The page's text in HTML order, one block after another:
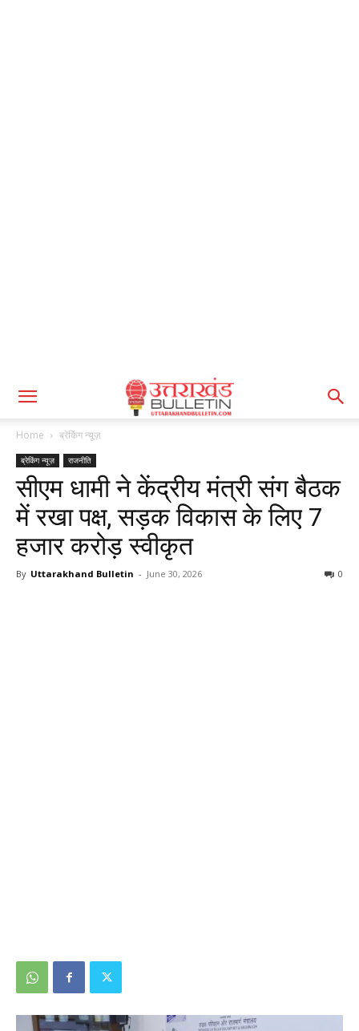
Home ब्रेकिंग न्यूज़
ब्रेकिंग न्यूज़ राजनीति
सीएम धामी ने केंद्रीय मंत्री संग बैठक
में रखा पक्ष, सड़क विकास के लिए 7
हजार करोड़ स्वीकृत
By Uttarakhand Bulletin - June 30, 2026 0